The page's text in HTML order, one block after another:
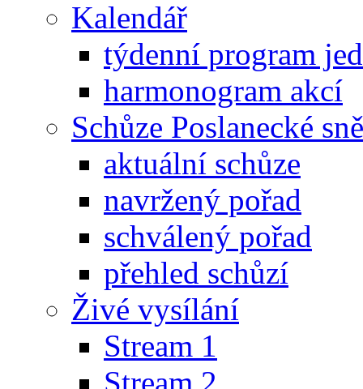
Kalendář
týdenní program
harmonogram akcí
Schůze Poslanecké
aktuální schůze
navržený pořad
schválený pořad
přehled schůzí
Živé vysílání
Stream 1
Stream 2